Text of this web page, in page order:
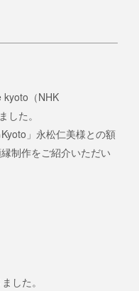
kyoto（NHK
た。
」永松仁美様との額
制作をご紹介いただい
した。